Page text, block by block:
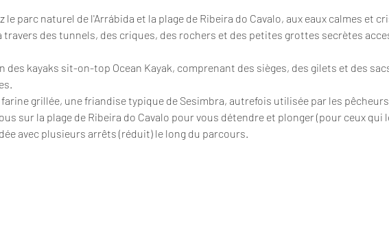
le parc naturel de l'Arrábida et la plage de Ribeira do Cavalo, aux eaux calmes et
travers des tunnels, des criques, des rochers et des petites grottes secrètes
des kayaks sit-on-top Ocean Kayak, comprenant des sièges, des gilets et des
farine grillée, une friandise typique de Sesimbra, autrefois utilisée par les
sur la plage de Ribeira do Cavalo pour vous détendre et plonger (pour ceux qui
avec plusieurs arrêts (réduit) le long du parcours.